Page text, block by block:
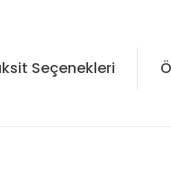
Seçenekleri